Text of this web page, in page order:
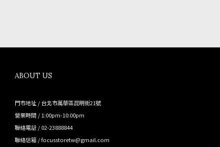
ABOUT US
門市地址 / 台北市萬華區昆明街21號
營業時間 / 1:00pm-10:00pm
聯絡電話 / 02-23888844
聯絡信箱 / focusstoretw@gmail.com